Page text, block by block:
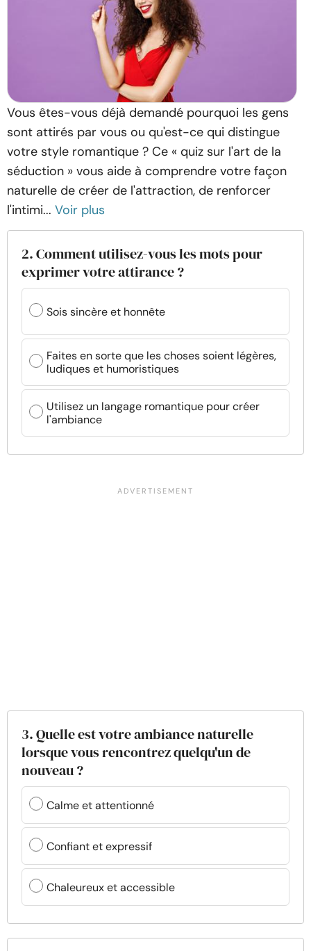
Vous êtes-vous déjà demandé pourquoi les gens
sont attirés par vous ou qu'est-ce qui distingue
votre style romantique ? Ce « quiz sur l'art de la
séduction » vous aide à comprendre votre façon
naturelle de créer de l'attraction, de renforcer
l'intimi... Voir plus
2. Comment utilisez-vous les mots pour
exprimer votre attirance ?
Sois sincère et honnête
Faites en sorte que les choses soient légères,
ludiques et humoristiques
Utilisez un langage romantique pour créer
l'ambiance
3. Quelle est votre ambiance naturelle
lorsque vous rencontrez quelqu'un de
nouveau ?
Calme et attentionné
Confiant et expressif
Chaleureux et accessible